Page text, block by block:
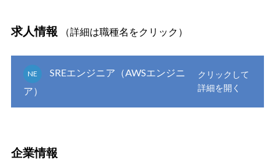
求人情報 （詳細は職種名をクリック）
NE
SREエンジニア（AWSエンジニ
ア）
企業情報